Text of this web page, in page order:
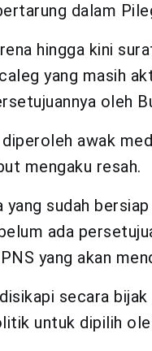
dalam
hingga kini
yang masih
oleh
awak
mengaku resah.
yang sudah
ada
yang akan
secara
untuk dipilih